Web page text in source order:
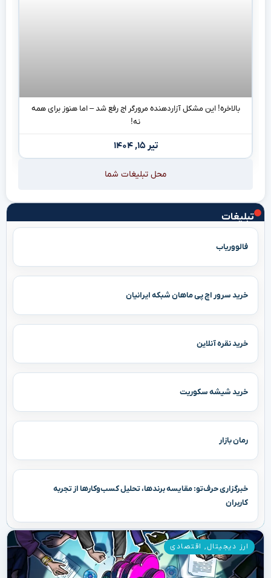
تبلیغات
فالووریاب
خرید سرور اچ پی ماهان شبکه ایرانیان
خرید نقره آنلاین
خرید شیشه سکوریت
رمان بازار
خبرگزاری حرف‌تو: مقایسه برندها، تحلیل کسب‌وکارها از تجربه
کاربران
ارز دیجیتال, اقتصادی
بالاخره! این مشکل آزاردهنده مرورگر اج رفع شد – اما هنوز برای همه
نه!
تیر ۱۵, ۱۴۰۴
محل تبلیغات شما